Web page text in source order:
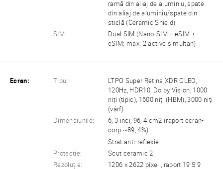
ramă din aliaj de aluminiu, spate
din aliaj de aluminiu/spate din
sticlă (Ceramic Shield)
SIM:
Dual SIM (Nano-SIM + eSIM +
eSIM; max. 2 active simultan)
Ecran: Tipul:
LTPO Super Retina XDR OLED,
120Hz, HDR10, Dolby Vision, 1000
niți (tipic), 1600 niți (HBM), 3000 niți
(vârf)
Dimensiunile:
6, 3 inci, 96, 4 cm2 (raport ecran-
corp ~89, 4%)
Strat anti-reflexie
Protectie:
Scut ceramic 2
Rezoluţie:
1206 x 2622 pixeli, raport 19.5:9